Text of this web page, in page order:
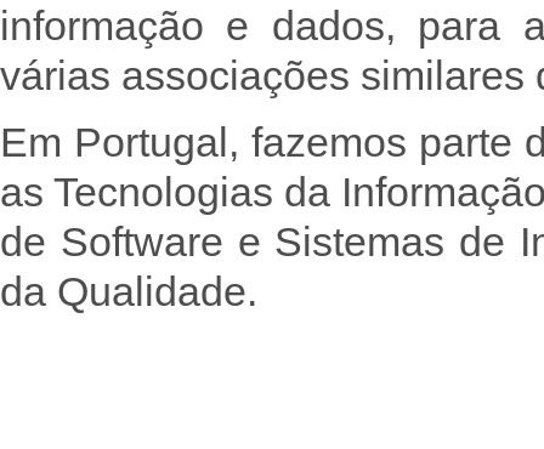
informação e dados, para
várias associações similares
Em Portugal, fazemos parte
as Tecnologias da
de Software e Sistemas de
da Qualidade.